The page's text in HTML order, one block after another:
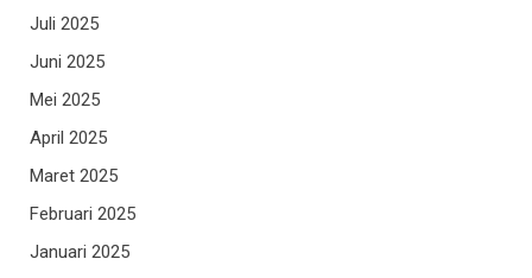
Juli 2025
Juni 2025
Mei 2025
April 2025
Maret 2025
Februari 2025
Januari 2025